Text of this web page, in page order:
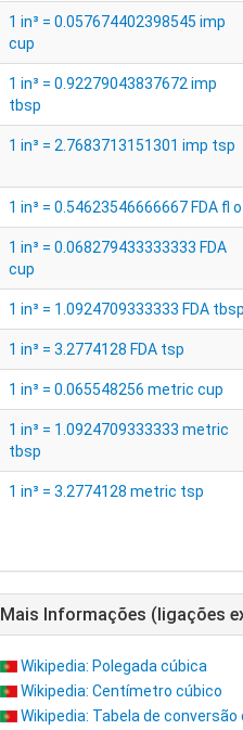
1 in³ = 0.057674402398545 imp
cup
1 in³ = 0.92279043837672 imp
tbsp
1 in³ = 2.7683713151301 imp tsp
1 in³ = 0.54623546666667 FDA fl
1 in³ = 0.068279433333333 FDA
cup
1 in³ = 1.0924709333333 FDA tbsp
1 in³ = 3.2774128 FDA tsp
1 in³ = 0.065548256 metric cup
1 in³ = 1.0924709333333 metric
tbsp
1 in³ = 3.2774128 metric tsp
Mais Informações (ligações
Wikipedia: Polegada cúbica
Wikipedia: Centímetro cúbico
Wikipedia: Tabela de